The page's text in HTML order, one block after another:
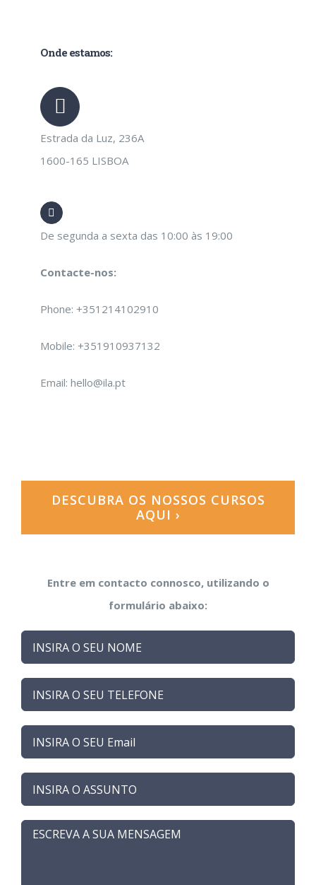
Onde estamos:
Estrada da Luz, 236A
1600-165 LISBOA
De segunda a sexta das 10:00 às 19:00
Contacte-nos:
Phone: +351214102910
Mobile: +351910937132
Email: hello@ila.pt
DESCUBRA OS NOSSOS CURSOS
AQUI ›
Entre em contacto connosco, utilizando o
formulário abaixo: